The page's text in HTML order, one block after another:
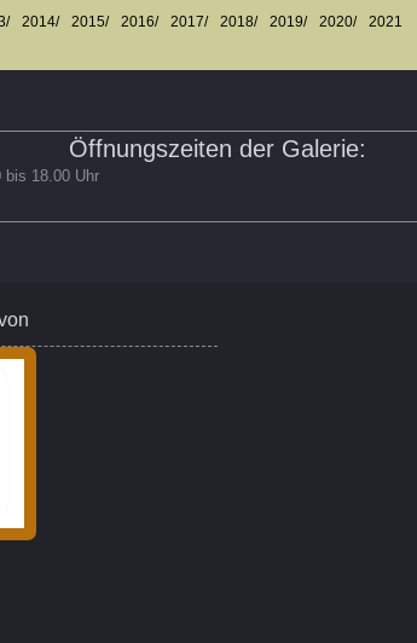
2014/ 2015/ 2016/ 2017/ 2018/ 2019/ 2020/ 2021
Öffnungszeiten der Galerie:
bis 18.00 Uhr